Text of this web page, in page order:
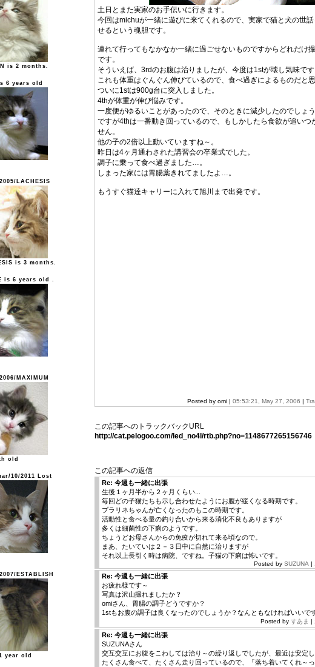
is 2 months.
6 years old
LACHESIS
is 3 months.
is 6 years old .
MAXIMUM
old
10/2011 Lost
ESTABLISH
year old
土日とまた実家のお手伝いに行きます。
今回はmichuが一緒に遊びに来てくれるので、実家で猫と犬の世
せるという魂胆です。
連れて行ってもなかなか一緒に過ごせないものですからどれだけ
です。
そういえば、3rdのお腹は治りましたが、今度は1stが壊し気味です
これも体重はぐんぐん伸びているので、食べ過ぎによるものだと思
ついに1stは900g台に突入しました。
4thが体重が伸び悩みです。
一度便がゆるいことがあったので、そのときに減少したのでしょ
ですが4thは一番動き回っているので、もしかしたら食欲が追いつ
せん。
他の子の2倍以上動いていますね～。
昨日は4ヶ月通わされた講習会の卒業式でした。
調子に乗って食べ過ぎました…。
しまった家には胃腸薬きれてましたよ…。
もうすぐ猫達キャリーに入れて旭川まで出発です。
Posted by omi | 05:53:21, May 27, 2006 |
この記事へのトラックバックURL
http://cat.pelogoo.com/led_no4l/rtb.php?no=1148677265156746
この記事への返信
Re: 今週も一緒に出張
生後１ヶ月半から２ヶ月くらい...
毎回どの子猫たちも示し合わせたようにお腹が緩くなる時期です。
プラリネちゃんが亡くなったのもこの時期です。
活動性と食べる量の釣り合いから来る消化不良もありますが
多くは細菌性の下痢のようです。
ちょうどお母さんからの免疫が切れて来る頃なので。
まあ、たいていは２－３日中に自然に治りますが
それ以上長引く時は病院、ですね。子猫の下痢は怖いです。
Posted by SUZUNA |
Re: 今週も一緒に出張
お疲れ様です～
写真は沢山撮れましたか？
omiさん、胃腸の調子どうですか？
1stもお腹の調子は良くなったのでしょうか？なんともなければいいで
Posted by すあま |
Re: 今週も一緒に出張
SUZUNAさん
交互交互にお腹をこわしては治り～の繰り返しでしたが、最近は安定し
たくさん食べて、たくさん走り回っているので、「落ち着いてくれ～っ